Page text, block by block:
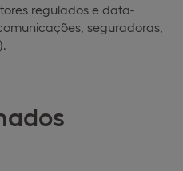
regulados e data-
seguradoras,